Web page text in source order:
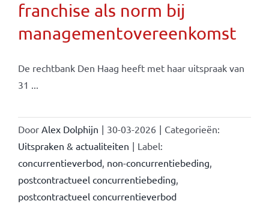
franchise als norm bij
managementovereenkomst
De rechtbank Den Haag heeft met haar uitspraak van
31 ...
Door Alex Dolphijn | 30-03-2026 | Categorieën:
Uitspraken & actualiteiten | Label:
concurrentieverbod, non-concurrentiebeding
postcontractueel concurrentiebeding
postcontractueel concurrentieverbod